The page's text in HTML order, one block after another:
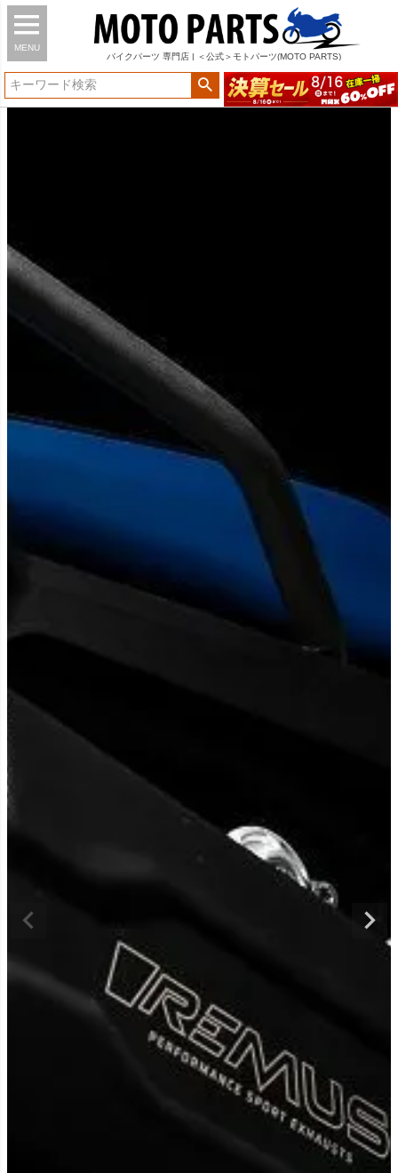
MENU
バイク パーツ 専門店 | ＜公式＞モトパーツ(MOTO PARTS)